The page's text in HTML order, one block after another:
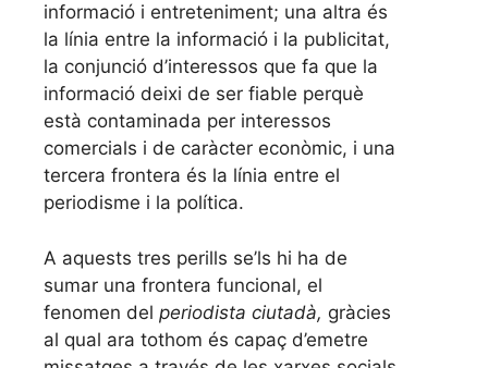
informació i entreteniment; una altra és
la línia entre la informació i la publicitat,
la conjunció d’interessos que fa que la
informació deixi de ser fiable perquè
està contaminada per interessos
comercials i de caràcter econòmic, i una
tercera frontera és la línia entre el
periodisme i la política.
A aquests tres perills se’ls hi ha de
sumar una frontera funcional, el
fenomen del periodista ciutadà, gràcies
al qual ara tothom és capaç d’emetre